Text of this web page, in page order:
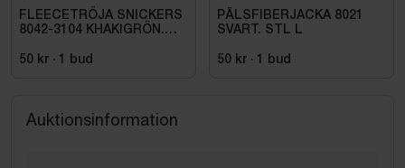
FLEECETRÖJA SNICKERS
8042-3104 KHAKIGRÖN.
50 kr · 1 bud
PÄLSFIBERJACKA 8021
SVART. STL L
50 kr · 1 bud
Auktionsinformation